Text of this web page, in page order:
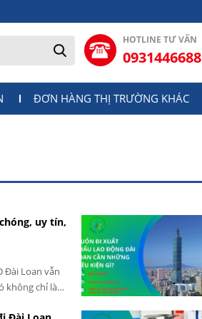
HOTLINE TƯ VẤN
0931446688
ĐƠN HÀNG THỊ TRƯỜNG KHÁC
uy tín,
Đài Loan vẫn
không chỉ là